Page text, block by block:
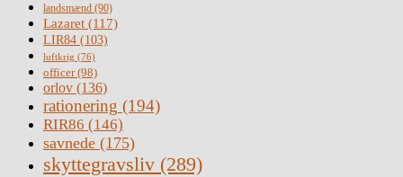
landsmænd (90)
Lazaret (117)
LIR84 (103)
luftkrig (76)
officer(98)
orlov (136)
rationering (194)
RIR86 (146)
savnede (175)
skyttegravsliv (289)